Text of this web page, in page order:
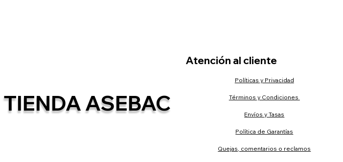
TIENDA ASEBAC
Atención al cliente
Políticas y Privacidad
Términos y Condiciones
Envíos y Tasas
Política de Garantías
Quejas, comentarios o reclamos